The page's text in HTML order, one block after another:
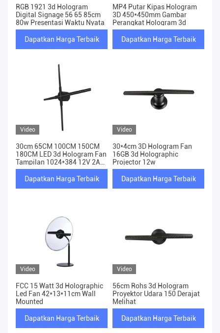
RGB 1921 3d Hologram
Digital Signage 56 65 85cm
80w Presentasi Waktu Nyata
Dapatkan Harga Terbaik
MP4 Putar Kipas Hologram
3D 450*450mm Gambar
Perangkat Hologram 3d
Dapatkan Harga Terbaik
Video
30cm 65CM 100CM 150CM
180CM LED 3d Hologram Fan
Tampilan 1024*384 12V 2A
Mendukung Penyambungan
Dapatkan Harga Terbaik
Video
30*4cm 3D Hologram Fan
16GB 3d Holographic
Projector 12w
Dapatkan Harga Terbaik
Video
FCC 15 Watt 3d Holographic
Led Fan 42*13*11cm Wall
Mounted
Dapatkan Harga Terbaik
Video
56cm Rohs 3d Hologram
Proyektor Udara 150 Derajat
Melihat
Dapatkan Harga Terbaik